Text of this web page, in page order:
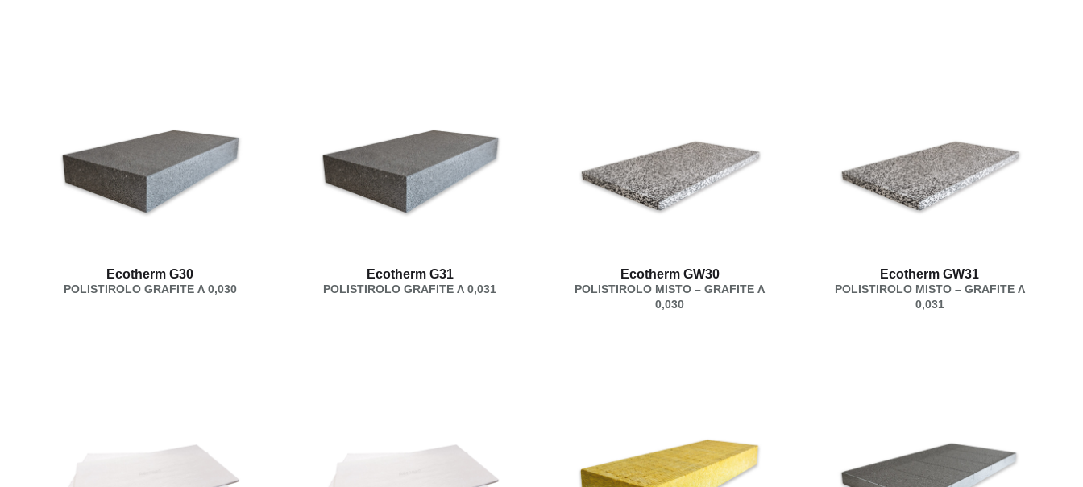
Ecotherm G30
POLISTIROLO GRAFITE Λ 0,030
Ecotherm G31
POLISTIROLO GRAFITE Λ 0,031
Ecotherm GW30
POLISTIROLO MISTO – GRAFITE Λ
0,030
Ecotherm GW31
POLISTIROLO MISTO – GRAFITE Λ
0,031